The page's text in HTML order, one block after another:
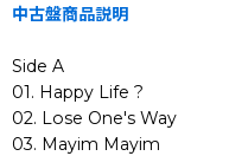
中古盤商品説明
Side A
01. Happy Life ?
02. Lose One's Way
03. Mayim Mayim